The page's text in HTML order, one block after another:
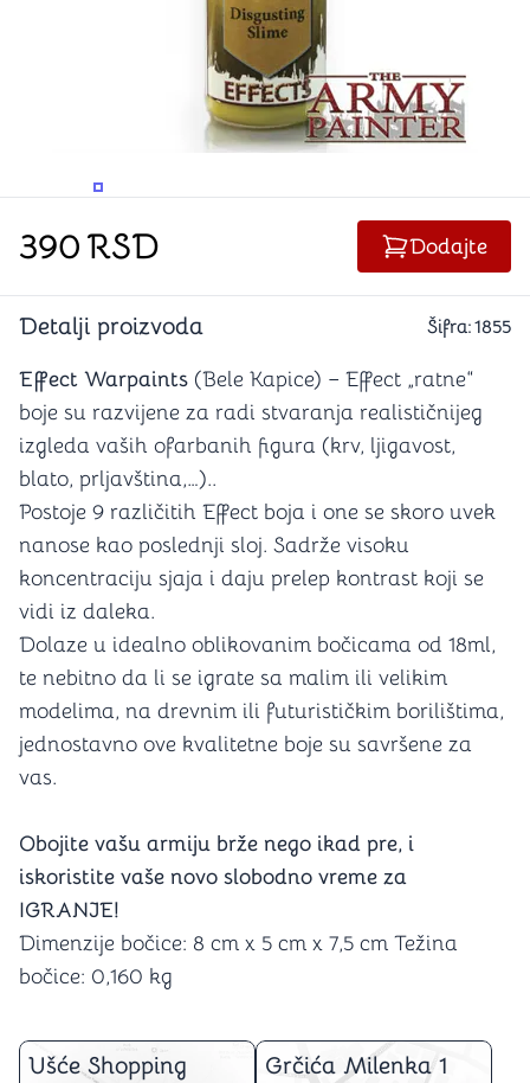
PROMENITE UGAO GLEDANJAPROMENITE UGAO GLEDANJA
390RSD Dodajte
Detalji proizvoda Šifra:1855
Effect Warpaints (Bele Kapice) – Effect „ratne“
boje su razvijene za radi stvaranja realističnijeg
izgleda vaših ofarbanih figura (krv, ljigavost,
blato, prljavština,…)..
Postoje 9 različitih Effect boja i one se skoro uvek
nanose kao poslednji sloj. Sadrže visoku
koncentraciju sjaja i daju prelep kontrast koji se
vidi iz daleka.
Dolaze u idealno oblikovanim bočicama od 18ml,
te nebitno da li se igrate sa malim ili velikim
modelima, na drevnim ili futurističkim borilištima,
jednostavno ove kvalitetne boje su savršene za
vas.
Obojite vašu armiju brže nego ikad pre, i
iskoristite vaše novo slobodno vreme za
IGRANJE!
Dimenzije bočice: 8 cm x 5 cm x 7,5 cm Težina
bočice: 0,160 kg
Ušće Shopping
Grčića Milenka 1